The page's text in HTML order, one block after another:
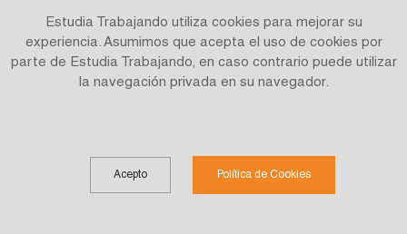
Site by
Estudia Trabajando utiliza cookies para mejorar su
experiencia. Asumimos que acepta el uso de cookies por
parte de Estudia Trabajando, en caso contrario puede utilizar
la navegación privada en su navegador.
Acepto Política de Cookies